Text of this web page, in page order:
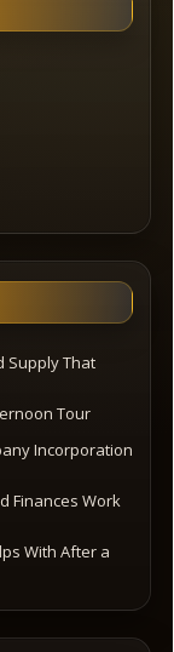
Supply That
Tour
Incorporation
Finances Work
With After a